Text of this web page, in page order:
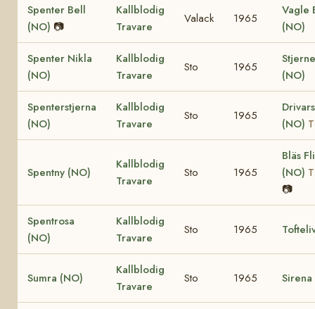
Spenter Bell
(NO) 📷
Kallblodig
Travare
Valack 1965
Vagle
(NO)
Spenter Nikla
(NO)
Kallblodig
Travare
Sto 1965
(NO)
Spenterstjerna
(NO)
Kallblodig
Travare
Sto 1965
(NO)
Spentny (NO)
Kallblodig
Travare
Sto 1965
Bläs
(NO)
📷
Spentrosa
(NO)
Kallblodig
Travare
Sto 1965
Sumra (NO)
Kallblodig
Travare
Sto 1965